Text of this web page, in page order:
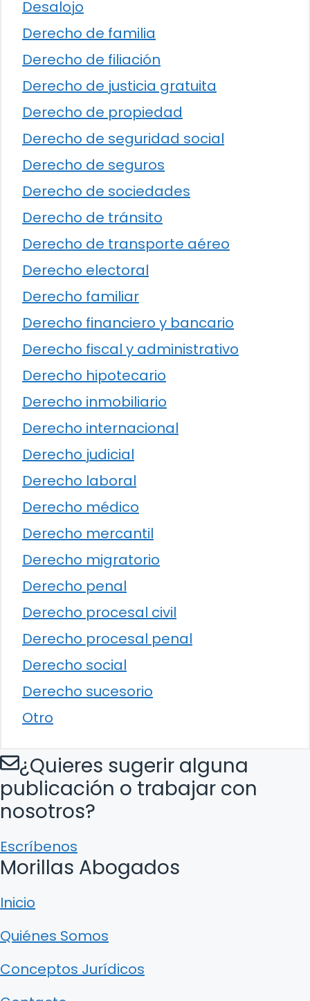
Desalojo
Derecho de familia
Derecho de filiación
Derecho de justicia gratuita
Derecho de propiedad
Derecho de seguridad social
Derecho de seguros
Derecho de sociedades
Derecho de tránsito
Derecho de transporte aéreo
Derecho electoral
Derecho familiar
Derecho financiero y bancario
Derecho fiscal y administrativo
Derecho hipotecario
Derecho inmobiliario
Derecho internacional
Derecho judicial
Derecho laboral
Derecho médico
Derecho mercantil
Derecho migratorio
Derecho penal
Derecho procesal civil
Derecho procesal penal
Derecho social
Derecho sucesorio
Otro
¿Quieres sugerir alguna
publicación o trabajar con
nosotros?
Escríbenos
Morillas Abogados
Inicio
Quiénes Somos
Conceptos Jurídicos